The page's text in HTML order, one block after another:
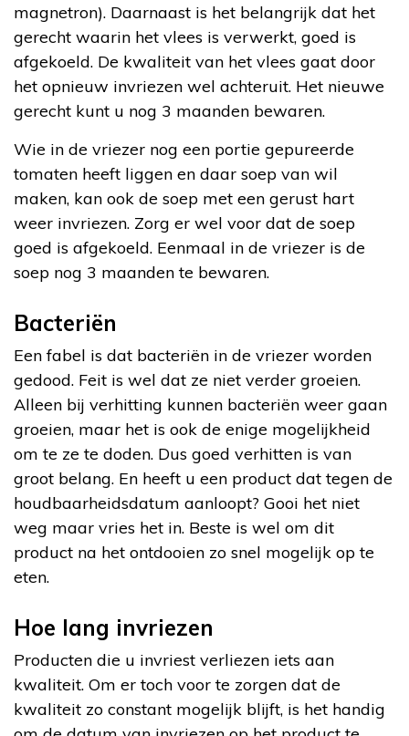
magnetron). Daarnaast is het belangrijk dat het
gerecht waarin het vlees is verwerkt, goed is
afgekoeld. De kwaliteit van het vlees gaat door
het opnieuw invriezen wel achteruit. Het nieuwe
gerecht kunt u nog 3 maanden bewaren.
Wie in de vriezer nog een portie gepureerde
tomaten heeft liggen en daar soep van wil
maken, kan ook de soep met een gerust hart
weer invriezen. Zorg er wel voor dat de soep
goed is afgekoeld. Eenmaal in de vriezer is de
soep nog 3 maanden te bewaren.
Bacteriën
Een fabel is dat bacteriën in de vriezer worden
gedood. Feit is wel dat ze niet verder groeien.
Alleen bij verhitting kunnen bacteriën weer gaan
groeien, maar het is ook de enige mogelijkheid
om te ze te doden. Dus goed verhitten is van
groot belang. En heeft u een product dat tegen de
houdbaarheidsdatum aanloopt? Gooi het niet
weg maar vries het in. Beste is wel om dit
product na het ontdooien zo snel mogelijk op te
eten.
Hoe lang invriezen
Producten die u invriest verliezen iets aan
kwaliteit. Om er toch voor te zorgen dat de
kwaliteit zo constant mogelijk blijft, is het handig